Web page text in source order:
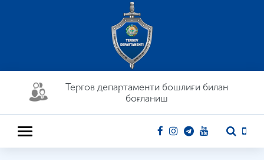
Тергов департaменти бошлиғи билан
боғланиш